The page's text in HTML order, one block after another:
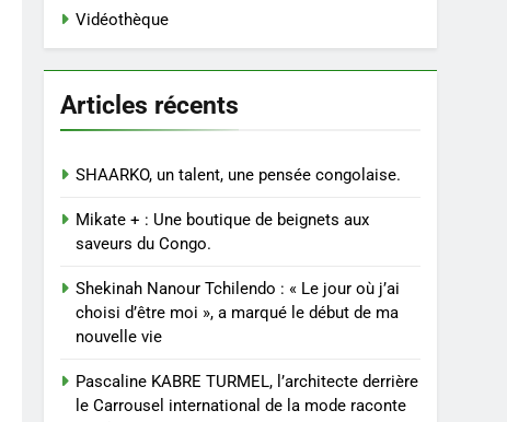
Vidéothèque
Articles récents
SHAARKO, un talent, une pensée congolaise.
Mikate + : Une boutique de beignets aux
saveurs du Congo.
Shekinah Nanour Tchilendo : « Le jour où j’ai
choisi d’être moi », a marqué le début de ma
nouvelle vie
Pascaline KABRE TURMEL, l’architecte derrière
le Carrousel international de la mode raconte